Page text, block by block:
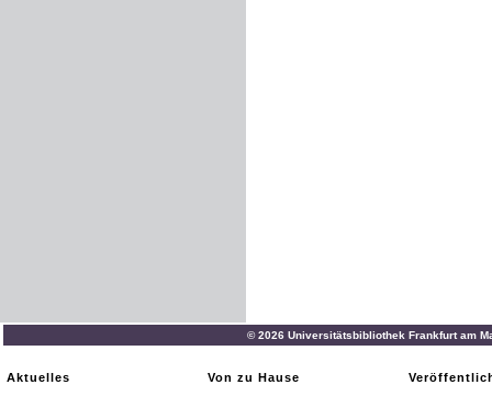
© 2026 Universitätsbibliothek Frankfurt am
Aktuelles
Von zu Hause